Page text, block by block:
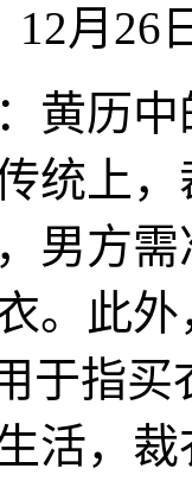
12月26
黄历
统上
男方
。此
于指
活，